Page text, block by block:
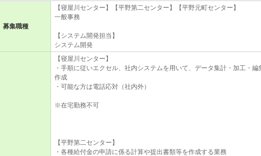
募集職種
【寝屋川センター】【平野第二センター】【平野元町センター】
一般事務
【システム開発担当】
システム開発
【寝屋川センター】
・手順に従いエクセル、社内システムを用いて、データ集計・加工・編
作成
・可能な方は電話応対（社内外）
※在宅勤務不可
【平野第二センター】
・各種給付金の申請に係る計算や提出書類等を作成する業務